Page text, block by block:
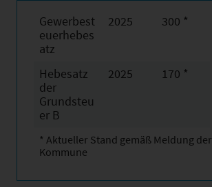
Gewerbest
euerhebes
atz
2025 300 *
Hebesatz
der
Grundsteu
er B
2025 170 *
* Aktueller Stand gemäß Meldung der
Kommune